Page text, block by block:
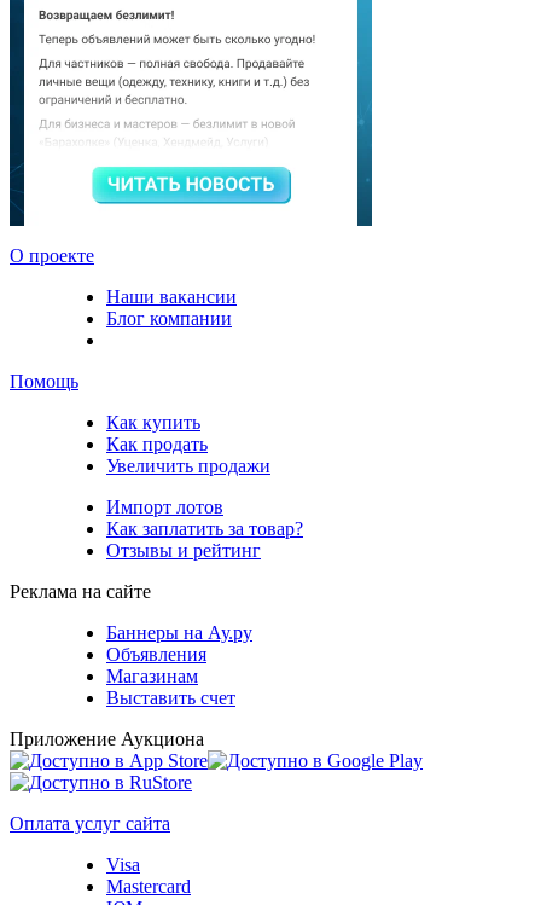
О проекте
Наши вакансии
Блог компании
Помощь
Как купить
Как продать
Увеличить продажи
Импорт лотов
Как заплатить за товар?
Отзывы и рейтинг
Реклама на сайте
Баннеры на Ау.ру
Объявления
Магазинам
Выставить счет
Приложение Аукциона
Оплата услуг сайта
Visa
Mastercard